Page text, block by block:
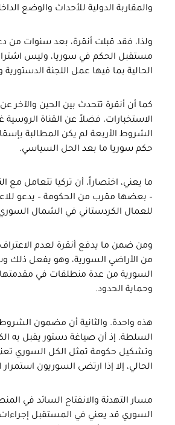
والمقاربة الدولية للأحداث والوضع
ولذا، فقد قبلت أنقرة، بعد سنوات
مستقبل الحكم في سوريا، وليس اشتراط
الحالية بما فيها عمل اللجنة
كما أن أنقرة تتحدث بين الحين
الاستخبارات، فضلاً عن القناة
الشروط الأربعة لم يكن المطالبة
حكم سوريا ما بعد الحل السياسي.
ما يعني، اختصاراً، أن تركيا تتعامل مع
– بعضها مقرب من الحكومة – يدعو
للعمال الكردستاني في الشمال
ومن ضمن ما يدفع أنقرة لعدم
من الأراضي السورية، وهو يفعل ذلك
السورية من عدة منطلقات في
وحماية الحدود.
هذه واحدة. والثانية أن مضمون
السلطة. إذ أن صياغة دستور يقبل به
وتشكيل حكومة تمثل الكل السوري
الحالي، إلا إذا ارتضى السوريون
مسار التهدئة والانفتاح السائد في
السوري قد يعني في المستقبل إجراءات